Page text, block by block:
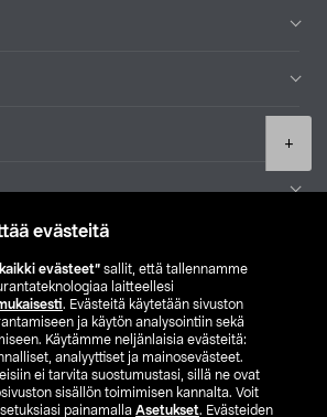
evästeitä
evästeet” sallit, että tallennamme
laitteellesi
. Evästeitä käytetään sivuston
ja käytön analysointiin sekä
Käytämme neljänlaisia evästeitä:
analyyttiset ja mainosevästeet.
ei tarvita suostumustasi, sillä ne ovat
sisällön toimimisen kannalta. Voit
painamalla Asetukset. Evästeiden
+
Etsi myymälä
SE NO FI
FI SV